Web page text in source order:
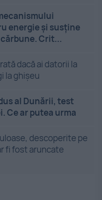
energie și susține
Crit...
dacă ai datorii la
la ghișeu
al Dunării, test
Ce ar putea urma
descoperite pe
fi fost aruncate